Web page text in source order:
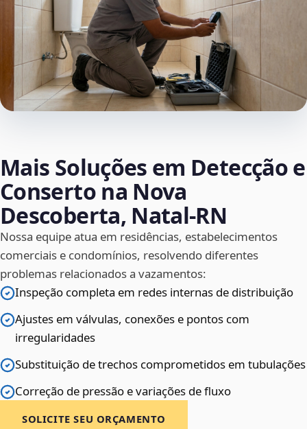
Mais Soluções em Detecção e
Conserto na Nova
Descoberta, Natal‑RN
Nossa equipe atua em residências, estabelecimentos
comerciais e condomínios, resolvendo diferentes
problemas relacionados a vazamentos:
Inspeção completa em redes internas de distribuição
Ajustes em válvulas, conexões e pontos com
irregularidades
Substituição de trechos comprometidos em tubulações
Correção de pressão e variações de fluxo
SOLICITE SEU ORÇAMENTO